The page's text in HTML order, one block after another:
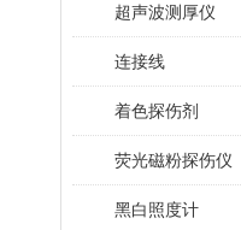
超声波测厚仪
连接线
着色探伤剂
荧光磁粉探伤仪
黑白照度计